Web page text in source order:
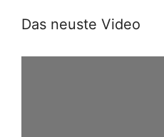
Das neuste Video